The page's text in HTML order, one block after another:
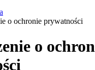
o ochronie prywatności
o